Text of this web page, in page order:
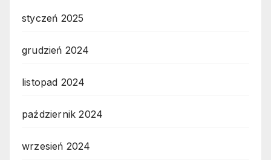
styczeń 2025
grudzień 2024
listopad 2024
październik 2024
wrzesień 2024